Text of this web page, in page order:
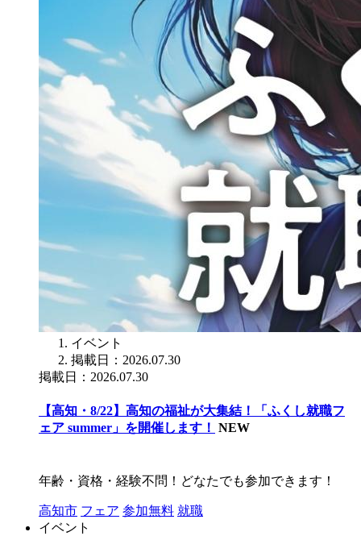
イベント
掲載日：2026.07.30
掲載日：2026.07.30
【高知・8/22】高知の福祉が大集結！「ふくし就職フ
ェア summer」を開催します！ NEW
年齢・資格・経験不問！どなたでも参加できます！
高知市 フェア 参加無料 就職
イベント